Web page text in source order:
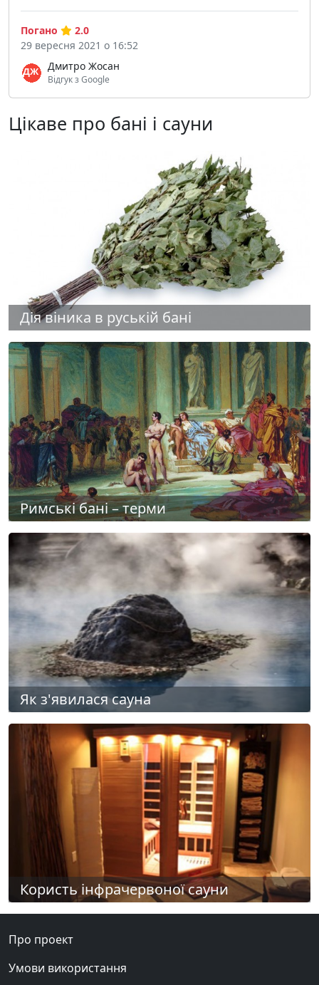
Дмитро Жосан
Відгук з Google
Погано
2.0
29 вересня 2021 о 16:52
Цікаве про бані і сауни
Дія віника в руській бані
Римські бані – терми
Як з'явилася сауна
Користь інфрачервоної сауни
Про проект
Умови використання